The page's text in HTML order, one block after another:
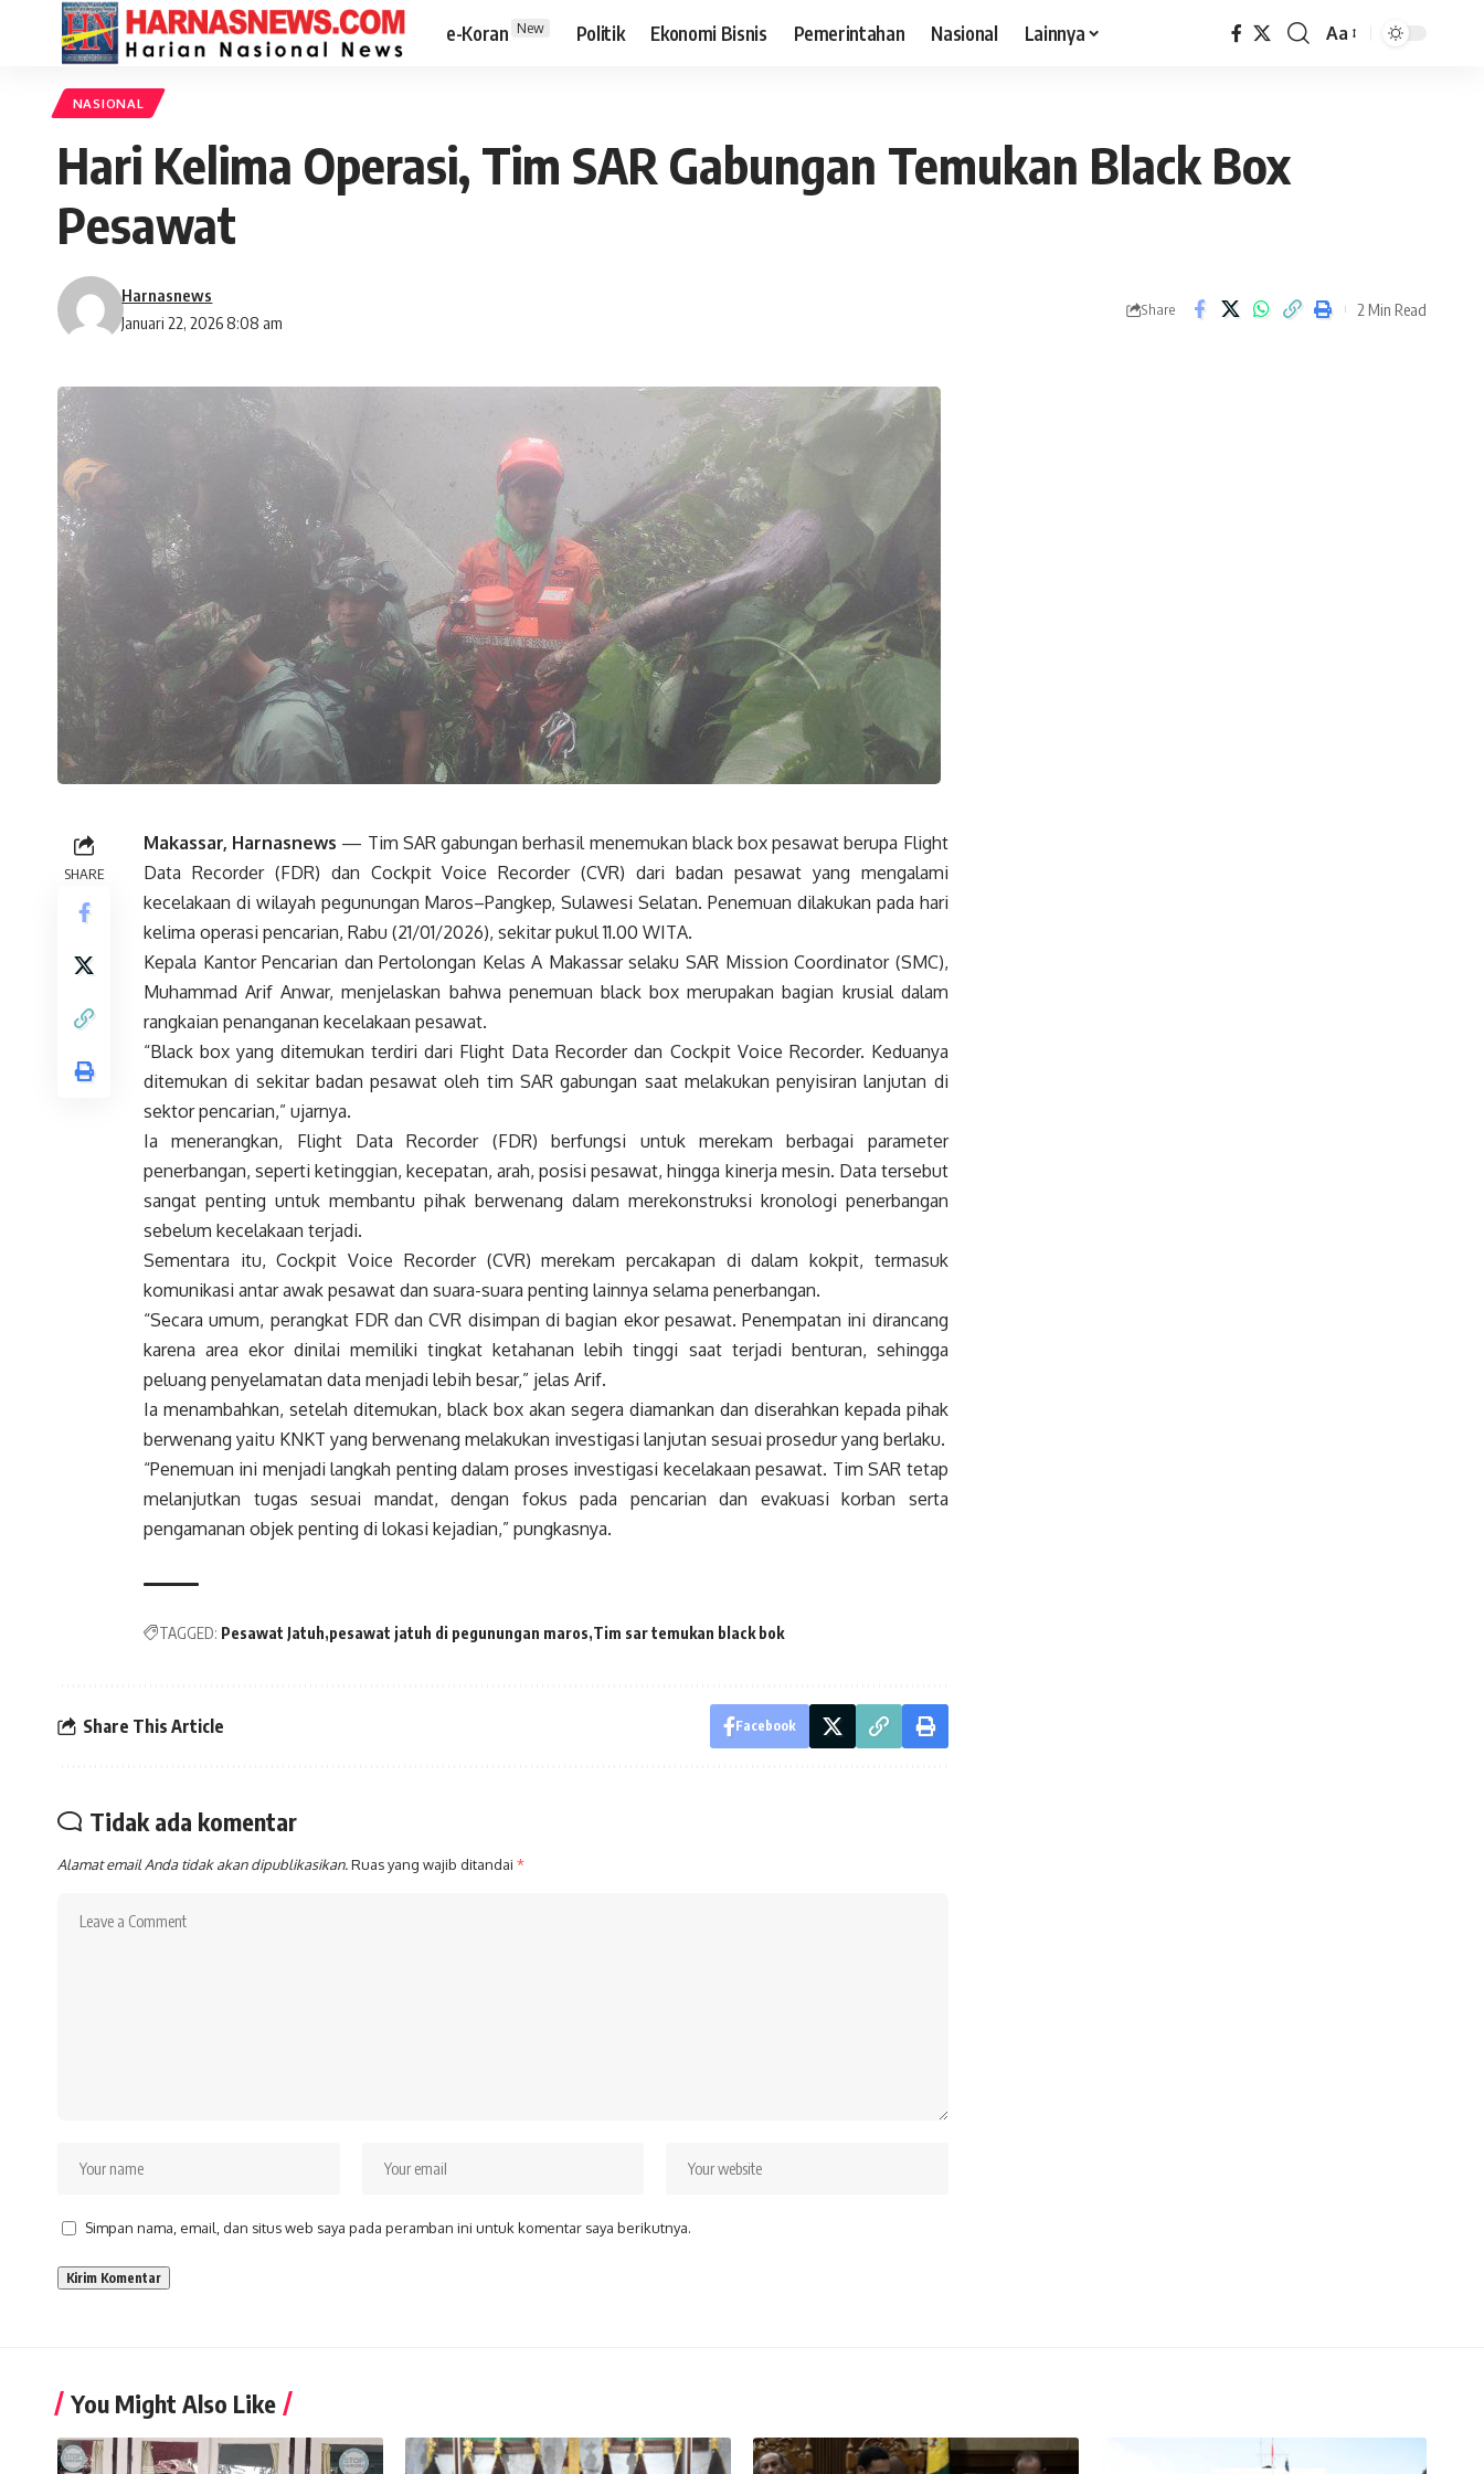
e-Koran New Politik Ekonomi Bisnis Pemerintahan Nasional Lainnya Aa
NASIONAL
Hari Kelima Operasi, Tim SAR Gabungan Temukan Black Box
Pesawat
Januari 22, 2026 8:08 am
Harnasnews
Share 2 Min Read
SHARE
Makassar, Harnasnews — Tim SAR gabungan berhasil menemukan black box pesawat berupa Flight
Data Recorder (FDR) dan Cockpit Voice Recorder (CVR) dari badan pesawat yang mengalami
kecelakaan di wilayah pegunungan Maros–Pangkep, Sulawesi Selatan. Penemuan dilakukan pada hari
kelima operasi pencarian, Rabu (21/01/2026), sekitar pukul 11.00 WITA.
Kepala Kantor Pencarian dan Pertolongan Kelas A Makassar selaku SAR Mission Coordinator (SMC),
Muhammad Arif Anwar, menjelaskan bahwa penemuan black box merupakan bagian krusial dalam
rangkaian penanganan kecelakaan pesawat.
“Black box yang ditemukan terdiri dari Flight Data Recorder dan Cockpit Voice Recorder. Keduanya
ditemukan di sekitar badan pesawat oleh tim SAR gabungan saat melakukan penyisiran lanjutan di
sektor pencarian,” ujarnya.
Ia menerangkan, Flight Data Recorder (FDR) berfungsi untuk merekam berbagai parameter
penerbangan, seperti ketinggian, kecepatan, arah, posisi pesawat, hingga kinerja mesin. Data tersebut
sangat penting untuk membantu pihak berwenang dalam merekonstruksi kronologi penerbangan
sebelum kecelakaan terjadi.
Sementara itu, Cockpit Voice Recorder (CVR) merekam percakapan di dalam kokpit, termasuk
komunikasi antar awak pesawat dan suara-suara penting lainnya selama penerbangan.
“Secara umum, perangkat FDR dan CVR disimpan di bagian ekor pesawat. Penempatan ini dirancang
karena area ekor dinilai memiliki tingkat ketahanan lebih tinggi saat terjadi benturan, sehingga
peluang penyelamatan data menjadi lebih besar,” jelas Arif.
Ia menambahkan, setelah ditemukan, black box akan segera diamankan dan diserahkan kepada pihak
berwenang yaitu KNKT yang berwenang melakukan investigasi lanjutan sesuai prosedur yang berlaku.
“Penemuan ini menjadi langkah penting dalam proses investigasi kecelakaan pesawat. Tim SAR tetap
melanjutkan tugas sesuai mandat, dengan fokus pada pencarian dan evakuasi korban serta
pengamanan objek penting di lokasi kejadian,” pungkasnya.
TAGGED: Pesawat Jatuh pesawat jatuh di pegunungan maros Tim sar temukan black bok
Share This Article Facebook
Tidak ada komentar
Alamat email Anda tidak akan dipublikasikan.Ruas yang wajib ditandai *
Simpan nama, email, dan situs web saya pada peramban ini untuk komentar saya berikutnya.
You Might Also Like